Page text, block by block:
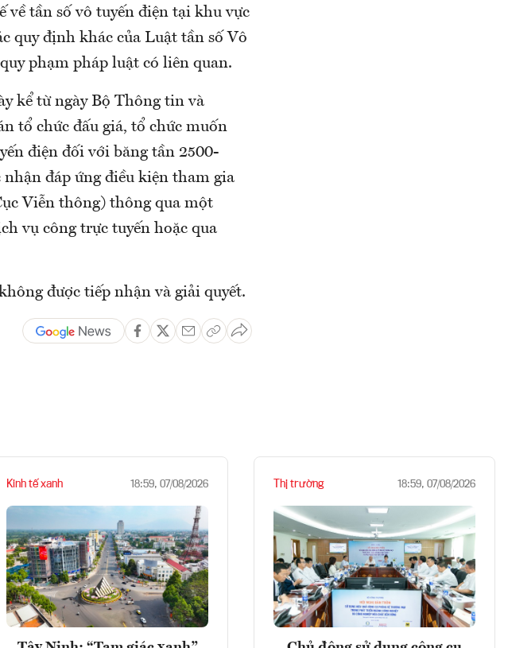
tần số vô tuyến điện tại khu vực
quy định khác của Luật tần số Vô
phạm pháp luật có liên quan.
kể từ ngày Bộ Thông tin và
tổ chức đấu giá, tổ chức muốn
điện đối với băng tần 2500-
đáp ứng điều kiện tham gia
Viễn thông) thông qua một
vụ công trực tuyến hoặc qua
được tiếp nhận và giải quyết.
Kinh tế xanh 18:59, 07/08/2026 Thị trường 18:59, 07/08/2026